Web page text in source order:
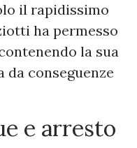
il rapidissimo
ha permesso
la sua
conseguenze
e arresto